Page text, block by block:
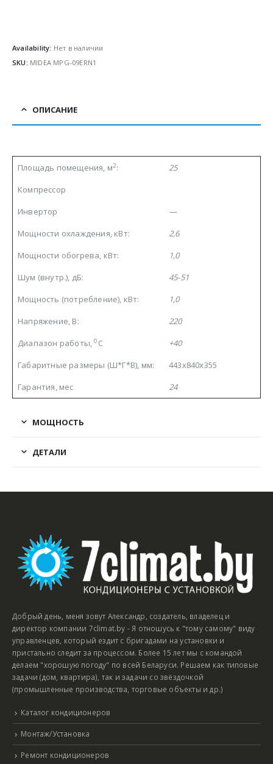
Availability: Нет в наличии
SKU: MIDEA MPG-09ERN1
ОПИСАНИЕ
Площадь помещения, м2:
25
Компрессор
Инвертор
—
Мощности охлаждения, кВт:
2,6
Мощности обогрева, кВт:
1,0
Шум (внутр.), дБ:
45-51
Мощность (потребление), кВт:
1,0
Напряжение, В:
220
Диапазон работы,0 С
+40
Габаритные размеры (Ш*Г*В), мм:
443х840х355
Гарантия, мес
24
МОЩНОСТЬ
ДЕТАЛИ
Добрый день, меня зовут Александр, создатель, владелец и
директор компании 7climat.by - Я отношусь к "тому самому" виду
управленцев, который ездит с бригадами на установки и
пристально следит за процессом. Более 15 лет мы с командой
делаем "хорошую погоду" по всей Беларуси. Решаем как типовые
задачи (дом, квартира), так и задачи со звёздочкой
(промышленные производства, торговые объекты и др.)
Каталог кондиционеров
Монтаж/Установка
Ремонт кондиционеров